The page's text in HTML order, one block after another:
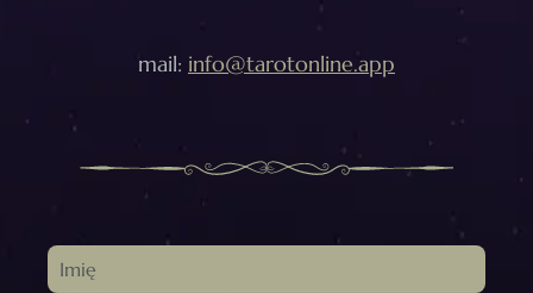
mail: info@tarotonline.app